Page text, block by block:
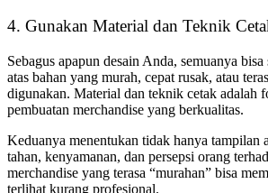
4. Gunakan Material dan Teknik
Sebagus apapun desain Anda, semuanya
atas bahan yang murah, cepat rusak, atau
digunakan. Material dan teknik cetak adalah
pembuatan merchandise yang berkualitas.
Keduanya menentukan tidak hanya tampilan
tahan, kenyamanan, dan persepsi orang
merchandise yang terasa “murahan” bisa
terlihat kurang profesional.